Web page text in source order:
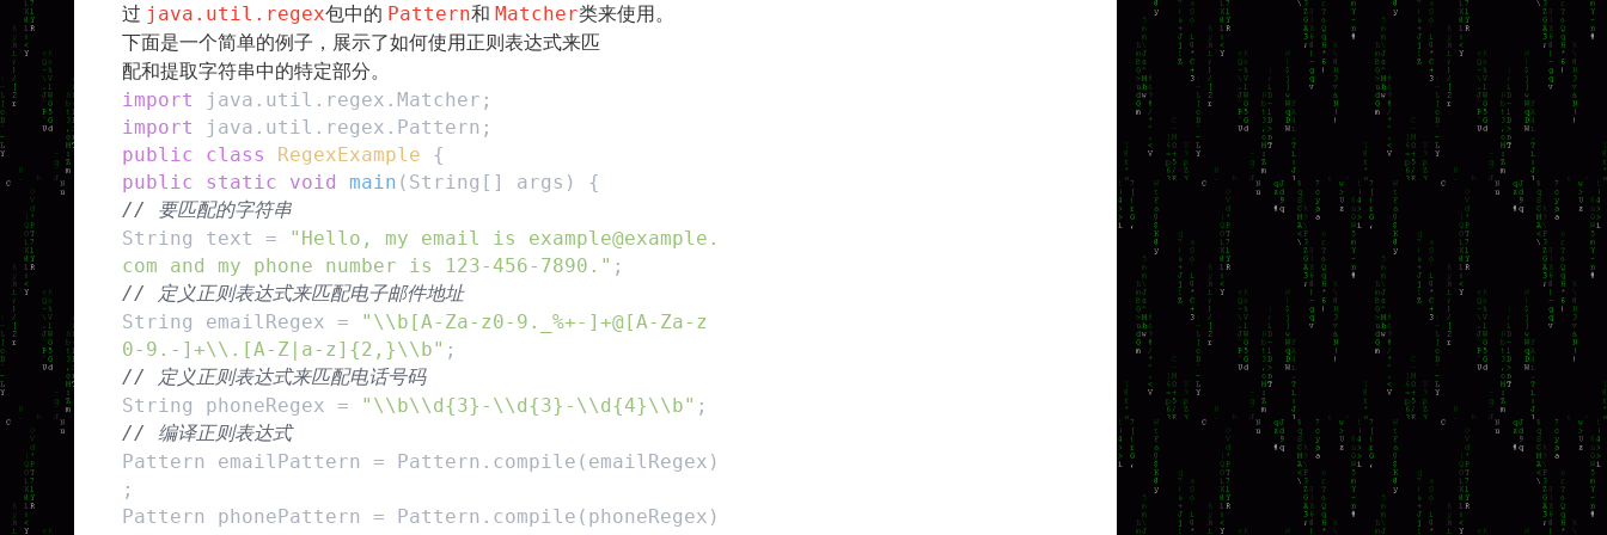
过 java.util.regex包中的 Pattern和 Matcher类来使用。
下面是一个简单的例子，展示了如何使用正则表达式来匹
配和提取字符串中的特定部分。
import
java.util.regex.Matcher;
import
java.util.regex.Pattern;
public class RegexExample
{
public static void main (String[] args) {
//
要匹配的字符串
String text =
"Hello, my email is example@example.
com and my phone number is 123-456-7890." ;
//
定义正则表达式来匹配电子邮件地址
String emailRegex =
"\\b[A-Za-z0-9._%+-]+@[A-Za-z
0-9.-]+\\.[A-Z|a-z]{2,}\\b" ;
//
定义正则表达式来匹配电话号码
String phoneRegex = "\\b\\d{3}-\\d{3}-\\d{4}\\b" ;
//
编译正则表达式
Pattern emailPattern = Pattern.compile(emailRegex)
;
Pattern phonePattern = Pattern.compile(phoneRegex)